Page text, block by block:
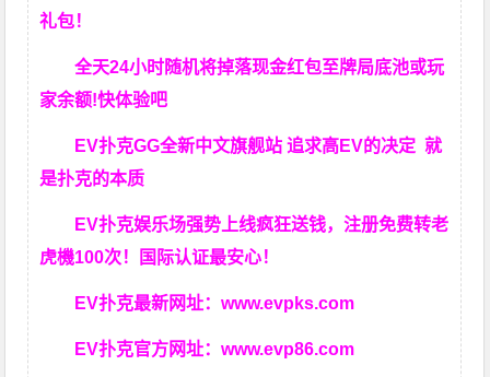
礼包！
全天24小时随机将掉落现金红包至牌局底池或玩
家余额!快体验吧
EV扑克GG全新中文旗舰站 追求高EV的决定就
是扑克的本质
EV扑克娱乐场强势上线疯狂送钱，注册免费转老
虎機100次！国际认证最安心！
EV扑克最新网址：www.evpks.com
EV扑克官方网址：www.evp86.com